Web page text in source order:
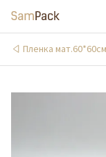
Пленка